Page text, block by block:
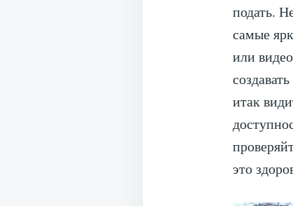
подать.
самые
или
итак
это